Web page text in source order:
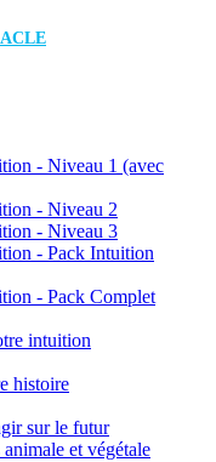
- Niveau 1 (avec
- Niveau 2
- Niveau 3
- Pack Intuition
- Pack Complet
intuition
histoire
sur le futur
et végétale